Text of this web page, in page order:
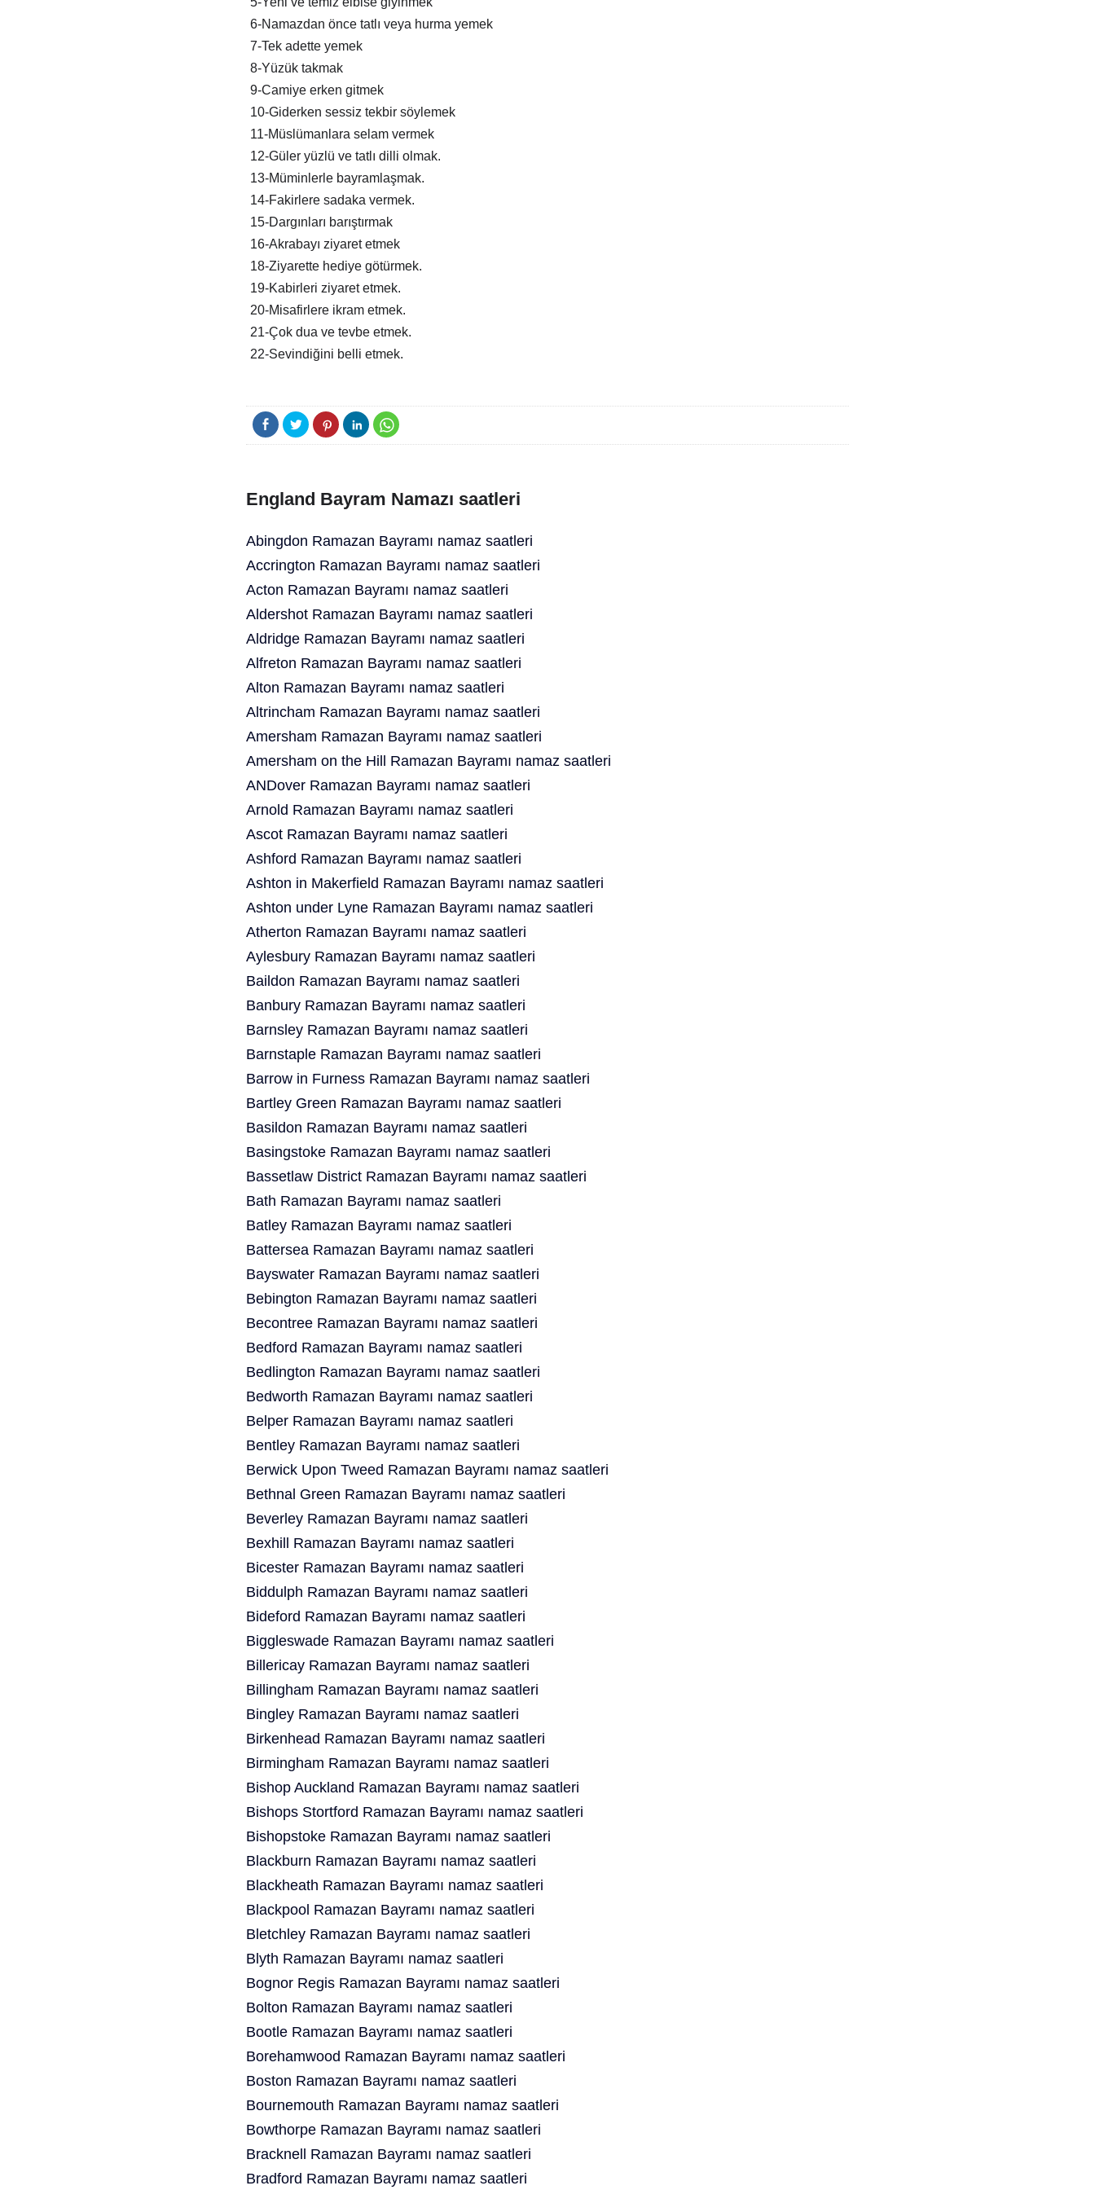
6-Namazdan önce tatlı veya hurma yemek
7-Tek adette yemek
8-Yüzük takmak
9-Camiye erken gitmek
10-Giderken sessiz tekbir söylemek
11-Müslümanlara selam vermek
12-Güler yüzlü ve tatlı dilli olmak.
13-Müminlerle bayramlaşmak.
14-Fakirlere sadaka vermek.
15-Dargınları barıştırmak
16-Akrabayı ziyaret etmek
18-Ziyarette hediye götürmek.
19-Kabirleri ziyaret etmek.
20-Misafirlere ikram etmek.
21-Çok dua ve tevbe etmek.
22-Sevindiğini belli etmek.
England Bayram Namazı saatleri
Abingdon Ramazan Bayramı namaz saatleri
Accrington Ramazan Bayramı namaz saatleri
Acton Ramazan Bayramı namaz saatleri
Aldershot Ramazan Bayramı namaz saatleri
Aldridge Ramazan Bayramı namaz saatleri
Alfreton Ramazan Bayramı namaz saatleri
Alton Ramazan Bayramı namaz saatleri
Altrincham Ramazan Bayramı namaz saatleri
Amersham Ramazan Bayramı namaz saatleri
Amersham on the Hill Ramazan Bayramı namaz saatleri
ANDover Ramazan Bayramı namaz saatleri
Arnold Ramazan Bayramı namaz saatleri
Ascot Ramazan Bayramı namaz saatleri
Ashford Ramazan Bayramı namaz saatleri
Ashton in Makerfield Ramazan Bayramı namaz saatleri
Ashton under Lyne Ramazan Bayramı namaz saatleri
Atherton Ramazan Bayramı namaz saatleri
Aylesbury Ramazan Bayramı namaz saatleri
Baildon Ramazan Bayramı namaz saatleri
Banbury Ramazan Bayramı namaz saatleri
Barnsley Ramazan Bayramı namaz saatleri
Barnstaple Ramazan Bayramı namaz saatleri
Barrow in Furness Ramazan Bayramı namaz saatleri
Bartley Green Ramazan Bayramı namaz saatleri
Basildon Ramazan Bayramı namaz saatleri
Basingstoke Ramazan Bayramı namaz saatleri
Bassetlaw District Ramazan Bayramı namaz saatleri
Bath Ramazan Bayramı namaz saatleri
Batley Ramazan Bayramı namaz saatleri
Battersea Ramazan Bayramı namaz saatleri
Bayswater Ramazan Bayramı namaz saatleri
Bebington Ramazan Bayramı namaz saatleri
Becontree Ramazan Bayramı namaz saatleri
Bedford Ramazan Bayramı namaz saatleri
Bedlington Ramazan Bayramı namaz saatleri
Bedworth Ramazan Bayramı namaz saatleri
Belper Ramazan Bayramı namaz saatleri
Bentley Ramazan Bayramı namaz saatleri
Berwick Upon Tweed Ramazan Bayramı namaz saatleri
Bethnal Green Ramazan Bayramı namaz saatleri
Beverley Ramazan Bayramı namaz saatleri
Bexhill Ramazan Bayramı namaz saatleri
Bicester Ramazan Bayramı namaz saatleri
Biddulph Ramazan Bayramı namaz saatleri
Bideford Ramazan Bayramı namaz saatleri
Biggleswade Ramazan Bayramı namaz saatleri
Billericay Ramazan Bayramı namaz saatleri
Billingham Ramazan Bayramı namaz saatleri
Bingley Ramazan Bayramı namaz saatleri
Birkenhead Ramazan Bayramı namaz saatleri
Birmingham Ramazan Bayramı namaz saatleri
Bishop Auckland Ramazan Bayramı namaz saatleri
Bishops Stortford Ramazan Bayramı namaz saatleri
Bishopstoke Ramazan Bayramı namaz saatleri
Blackburn Ramazan Bayramı namaz saatleri
Blackheath Ramazan Bayramı namaz saatleri
Blackpool Ramazan Bayramı namaz saatleri
Bletchley Ramazan Bayramı namaz saatleri
Blyth Ramazan Bayramı namaz saatleri
Bognor Regis Ramazan Bayramı namaz saatleri
Bolton Ramazan Bayramı namaz saatleri
Bootle Ramazan Bayramı namaz saatleri
Borehamwood Ramazan Bayramı namaz saatleri
Boston Ramazan Bayramı namaz saatleri
Bournemouth Ramazan Bayramı namaz saatleri
Bowthorpe Ramazan Bayramı namaz saatleri
Bracknell Ramazan Bayramı namaz saatleri
Bradford Ramazan Bayramı namaz saatleri